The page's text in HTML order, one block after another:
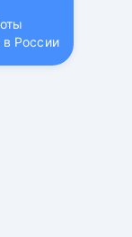
в России